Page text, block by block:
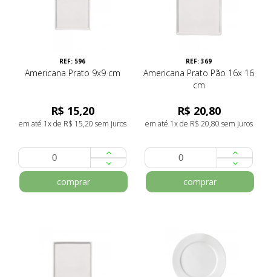
REF: 596
Americana Prato 9x9 cm
R$ 15,20
em até 1x de R$ 15,20 sem juros
comprar
REF: 369
Americana Prato Pão 16x 16
cm
R$ 20,80
em até 1x de R$ 20,80 sem juros
comprar